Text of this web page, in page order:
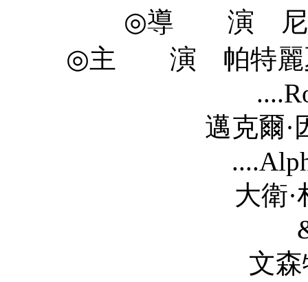
◎導 演 尼克
◎主 演 帕特麗夏·
邁克爾·因佩裡
大衛·札亞斯
文森特·皮